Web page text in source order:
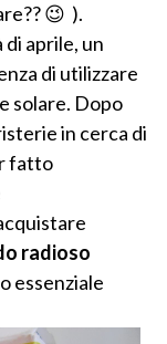
😉 ).
aprile, un
di utilizzare
solare. Dopo
in cerca di
fatto
radioso
essenziale